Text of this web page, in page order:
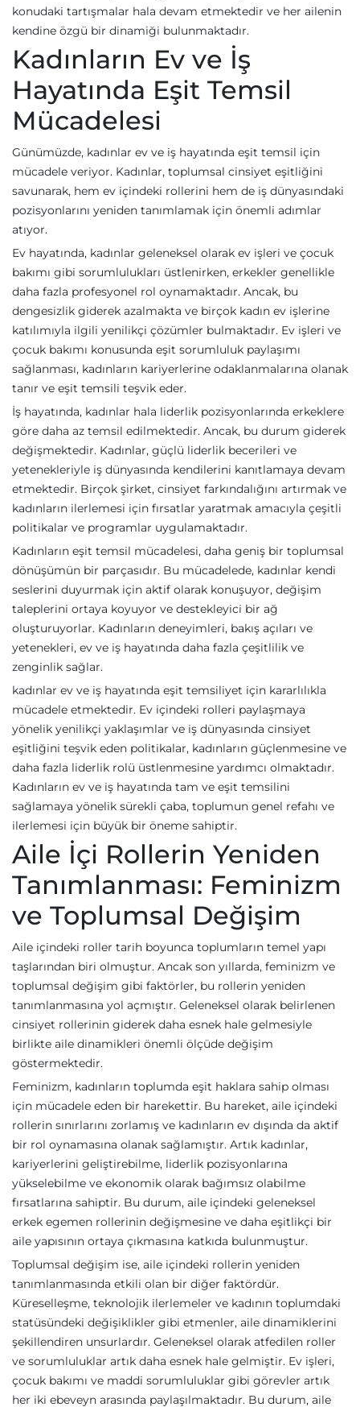
konudaki tartışmalar hala devam etmektedir ve her ailenin
kendine özgü bir dinamiği bulunmaktadır.
Kadınların Ev ve İş
Hayatında Eşit Temsil
Mücadelesi
Günümüzde, kadınlar ev ve iş hayatında eşit temsil için
mücadele veriyor. Kadınlar, toplumsal cinsiyet eşitliğini
savunarak, hem ev içindeki rollerini hem de iş dünyasındaki
pozisyonlarını yeniden tanımlamak için önemli adımlar
atıyor.
Ev hayatında, kadınlar geleneksel olarak ev işleri ve çocuk
bakımı gibi sorumlulukları üstlenirken, erkekler genellikle
daha fazla profesyonel rol oynamaktadır. Ancak, bu
dengesizlik giderek azalmakta ve birçok kadın ev işlerine
katılımıyla ilgili yenilikçi çözümler bulmaktadır. Ev işleri ve
çocuk bakımı konusunda eşit sorumluluk paylaşımı
sağlanması, kadınların kariyerlerine odaklanmalarına olanak
tanır ve eşit temsili teşvik eder.
İş hayatında, kadınlar hala liderlik pozisyonlarında erkeklere
göre daha az temsil edilmektedir. Ancak, bu durum giderek
değişmektedir. Kadınlar, güçlü liderlik becerileri ve
yetenekleriyle iş dünyasında kendilerini kanıtlamaya devam
etmektedir. Birçok şirket, cinsiyet farkındalığını artırmak ve
kadınların ilerlemesi için fırsatlar yaratmak amacıyla çeşitli
politikalar ve programlar uygulamaktadır.
Kadınların eşit temsil mücadelesi, daha geniş bir toplumsal
dönüşümün bir parçasıdır. Bu mücadelede, kadınlar kendi
seslerini duyurmak için aktif olarak konuşuyor, değişim
taleplerini ortaya koyuyor ve destekleyici bir ağ
oluşturuyorlar. Kadınların deneyimleri, bakış açıları ve
yetenekleri, ev ve iş hayatında daha fazla çeşitlilik ve
zenginlik sağlar.
kadınlar ev ve iş hayatında eşit temsiliyet için kararlılıkla
mücadele etmektedir. Ev içindeki rolleri paylaşmaya
yönelik yenilikçi yaklaşımlar ve iş dünyasında cinsiyet
eşitliğini teşvik eden politikalar, kadınların güçlenmesine ve
daha fazla liderlik rolü üstlenmesine yardımcı olmaktadır.
Kadınların ev ve iş hayatında tam ve eşit temsilini
sağlamaya yönelik sürekli çaba, toplumun genel refahı ve
ilerlemesi için büyük bir öneme sahiptir.
Aile İçi Rollerin Yeniden
Tanımlanması: Feminizm
ve Toplumsal Değişim
Aile içindeki roller tarih boyunca toplumların temel yapı
taşlarından biri olmuştur. Ancak son yıllarda, feminizm ve
toplumsal değişim gibi faktörler, bu rollerin yeniden
tanımlanmasına yol açmıştır. Geleneksel olarak belirlenen
cinsiyet rollerinin giderek daha esnek hale gelmesiyle
birlikte aile dinamikleri önemli ölçüde değişim
göstermektedir.
Feminizm, kadınların toplumda eşit haklara sahip olması
için mücadele eden bir harekettir. Bu hareket, aile içindeki
rollerin sınırlarını zorlamış ve kadınların ev dışında da aktif
bir rol oynamasına olanak sağlamıştır. Artık kadınlar,
kariyerlerini geliştirebilme, liderlik pozisyonlarına
yükselebilme ve ekonomik olarak bağımsız olabilme
fırsatlarına sahiptir. Bu durum, aile içindeki geleneksel
erkek egemen rollerinin değişmesine ve daha eşitlikçi bir
aile yapısının ortaya çıkmasına katkıda bulunmuştur.
Toplumsal değişim ise, aile içindeki rollerin yeniden
tanımlanmasında etkili olan bir diğer faktördür.
Küreselleşme, teknolojik ilerlemeler ve kadının toplumdaki
statüsündeki değişiklikler gibi etmenler, aile dinamiklerini
şekillendiren unsurlardır. Geleneksel olarak atfedilen roller
ve sorumluluklar artık daha esnek hale gelmiştir. Ev işleri,
çocuk bakımı ve maddi sorumluluklar gibi görevler artık
her iki ebeveyn arasında paylaşılmaktadır. Bu durum, aile